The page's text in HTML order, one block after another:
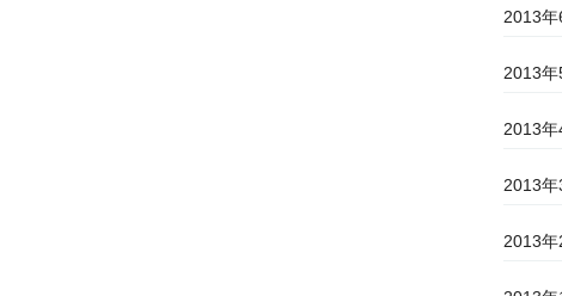
2013年
2013年
2013年
2013年
2013年